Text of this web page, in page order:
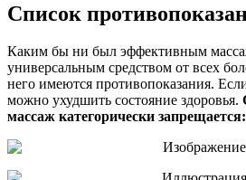
Список
Каким бы ни был эффективным
универсальным средством от всех
него имеются противопоказания.
можно ухудшить состояние здоровья.
массаж категорически запрещается: